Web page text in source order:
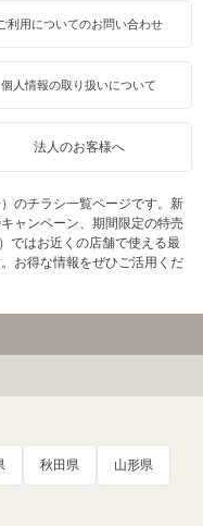
利用についてのお問い合わせ
個人情報の取り扱いについて
法人のお客様へ
のチラシ一覧ページです。新
ャンペーン、期間限定の特売
ではお近くの店舗で使える最
お得な情報をぜひご活用くだ
秋田県 山形県